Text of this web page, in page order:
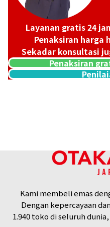
Referensi Harga Buyback
Rp 449.043.794
Layanan gratis 24
Penaksiran harga
Sekadar konsultasi
Penaksiran
Kami membeli emas
Dengan kepercayaan
1.940 toko di seluruh